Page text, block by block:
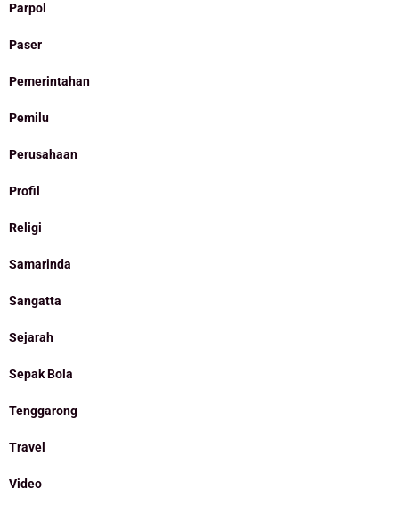
Parpol
Paser
Pemerintahan
Pemilu
Perusahaan
Profil
Religi
Samarinda
Sangatta
Sejarah
Sepak Bola
Tenggarong
Travel
Video